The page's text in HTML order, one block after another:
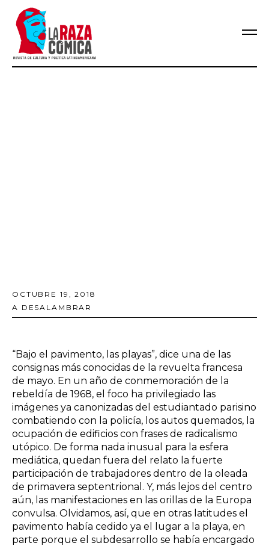
OCTUBRE 19, 2018
A DESALAMBRAR
“Bajo el pavimento, las playas”, dice una de las
consignas más conocidas de la revuelta francesa
de mayo. En un año de conmemoración de la
rebeldía de 1968, el foco ha privilegiado las
imágenes ya canonizadas del estudiantado parisino
combatiendo con la policía, los autos quemados, la
ocupación de edificios con frases de radicalismo
utópico. De forma nada inusual para la esfera
mediática, quedan fuera del relato la fuerte
participación de trabajadores dentro de la oleada
de primavera septentrional. Y, más lejos del centro
aún, las manifestaciones en las orillas de la Europa
convulsa. Olvidamos, así, que en otras latitudes el
pavimento había cedido ya el lugar a la playa, en
parte porque el subdesarrollo se había encargado